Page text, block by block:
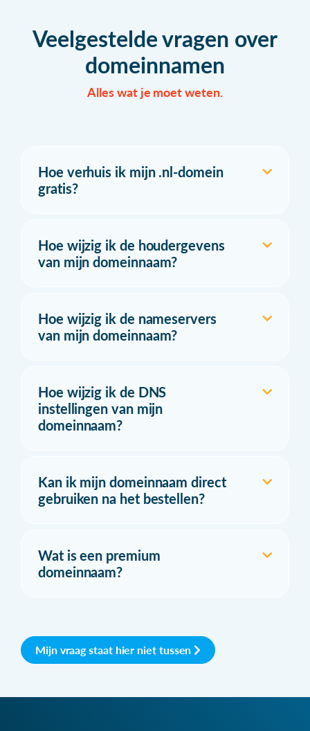
Veelgestelde vragen over
domeinnamen
Alles wat je moet weten.
Hoe verhuis ik mijn .nl-domein
gratis?
Hoe wijzig ik de houdergevens
van mijn domeinnaam?
Hoe wijzig ik de nameservers
van mijn domeinnaam?
Hoe wijzig ik de DNS
instellingen van mijn
domeinnaam?
Kan ik mijn domeinnaam direct
gebruiken na het bestellen?
Wat is een premium
domeinnaam?
Mijn vraag staat hier niet tussen